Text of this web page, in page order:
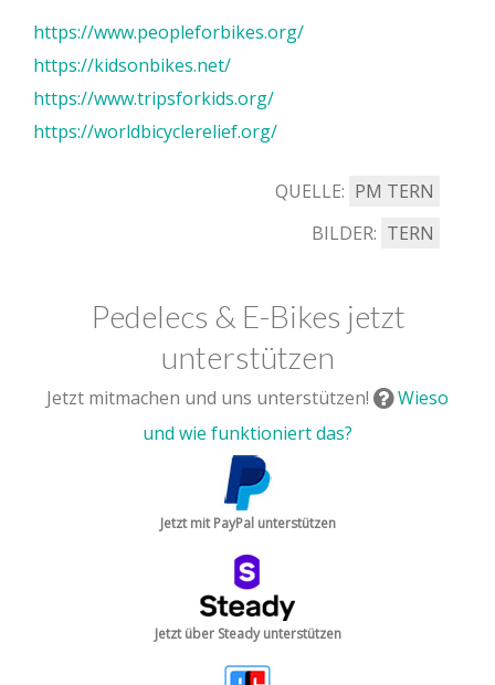
https://www.peopleforbikes.org/
https://kidsonbikes.net/
https://www.tripsforkids.org/
https://worldbicyclerelief.org/
QUELLE: PM TERN
BILDER: TERN
Pedelecs & E-Bikes jetzt
unterstützen
Jetzt mitmachen und uns unterstützen!
Wieso
und wie funktioniert das?
Jetzt mit PayPal unterstützen
Jetzt über Steady unterstützen